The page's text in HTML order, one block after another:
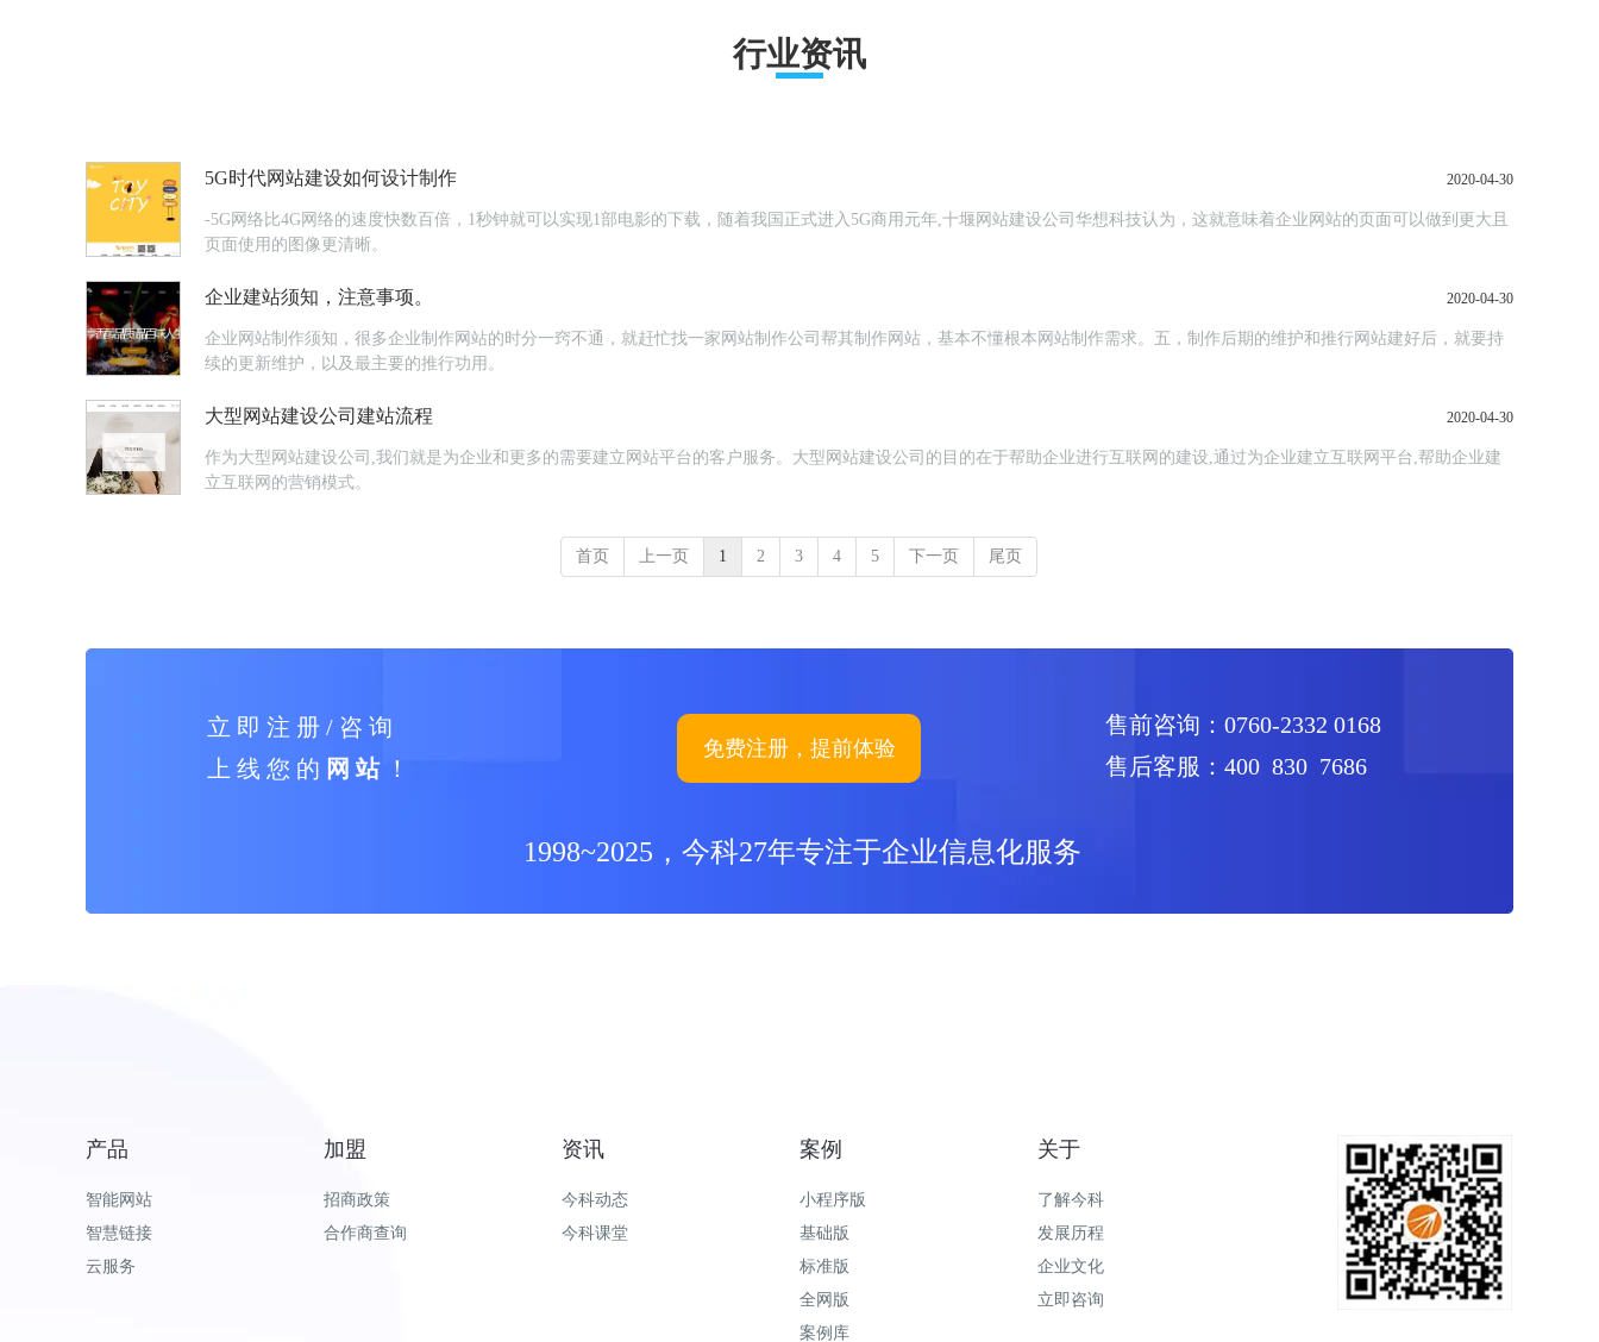
行业资讯
5G时代网站建设如何设计制作 2020-04-30
-5G网络比4G网络的速度快数百倍，1秒钟就可以实现1部电影的下载，随着我国正式进入5G商用元年,十堰网站建设公司华想科技认为，这就意味着企业网站的页面可以做到更大且
页面使用的图像更清晰。
企业建站须知，注意事项。 2020-04-30
企业网站制作须知，很多企业制作网站的时分一窍不通，就赶忙找一家网站制作公司帮其制作网站，基本不懂根本网站制作需求。五，制作后期的维护和推行网站建好后，就要持
续的更新维护，以及最主要的推行功用。
大型网站建设公司建站流程 2020-04-30
作为大型网站建设公司,我们就是为企业和更多的需要建立网站平台的客户服务。大型网站建设公司的目的在于帮助企业进行互联网的建设,通过为企业建立互联网平台,帮助企业建
立互联网的营销模式。
首页 上一页 1 2 3 4 5 下一页 尾页
售前咨询：0760-2332 0168
售后客服：400 830 7686
1998~2025，今科27年专注于企业信息化服务
立 即 注 册 / 咨 询
上 线 您 的 网 站！
免费注册，提前体验
产品
智能网站
智慧链接
云服务
加盟
招商政策
合作商查询
资讯
今科动态
今科课堂
案例
小程序版
基础版
标准版
全网版
案例库
关于
了解今科
发展历程
企业文化
立即咨询